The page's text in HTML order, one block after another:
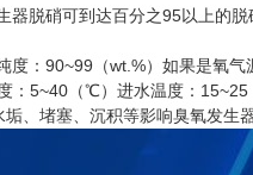
脱硝可到达百分之95以上的脱
度：90~99（wt.%）如果是氧
：5~40（℃）进水温度：
、堵塞、沉积等影响臭氧发生